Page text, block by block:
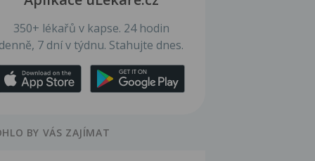
350+ lékařů v kapse. 24 hodin
7 dní v týdnu. Stahujte dnes.
BY VÁS ZAJÍMAT